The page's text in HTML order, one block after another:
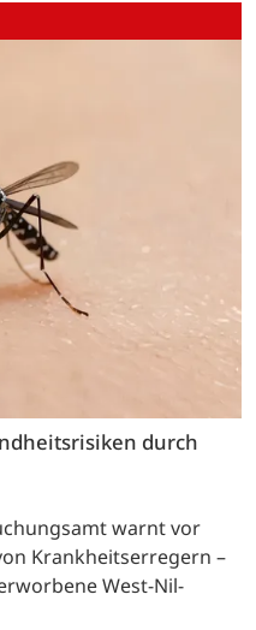
durch
warnt vor
Krankheitserregern –
West-Nil-